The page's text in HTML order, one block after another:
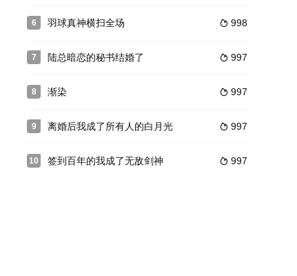
6  998
羽球真神横扫全场
7  997
陆总暗恋的秘书结婚了
8  997
渐染
9  997
离婚后我成了所有人的白月光
10  997
签到百年的我成了无敌剑神